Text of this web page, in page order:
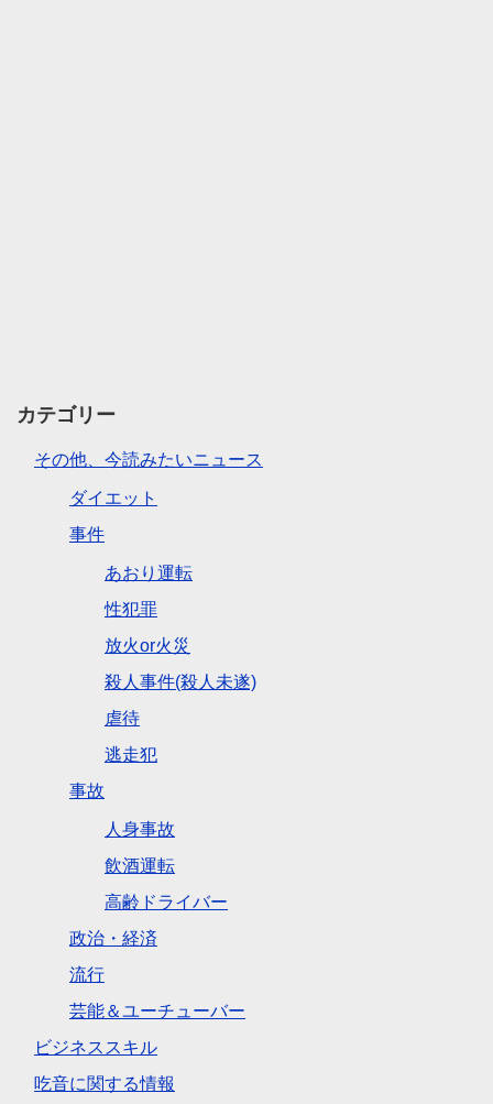
カテゴリー
その他、今読みたいニュース
ダイエット
事件
あおり運転
性犯罪
放火or火災
殺人事件(殺人未遂)
虐待
逃走犯
事故
人身事故
飲酒運転
高齢ドライバー
政治・経済
流行
芸能＆ユーチューバー
ビジネススキル
吃音に関する情報